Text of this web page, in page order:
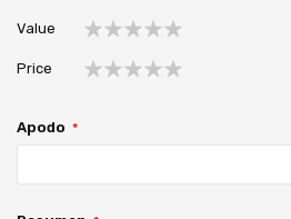
estrella
estrellas
estrellas
estrellas
estrellas
Value
estrella
estrellas
estrellas
estrellas
estrellas
Price
Apodo